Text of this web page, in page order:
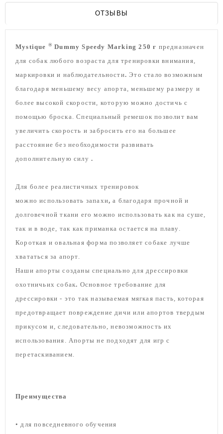
ОТЗЫВЫ
Mystique ® Dummy Speedy Marking 250 г предназначен
для собак любого возраста для тренировкивнимания,
маркировки и наблюдательности. Это стало возможным
благодаря меньшему весу апорта, меньшему размеру и
более высокой скорости, которую можно достичь с
помощью броска.Специальный ремешок позволит вам
увеличить скорость и забросить его на большее
расстояние без необходимости развивать
дополнительную силу .
Для более реалистичных тренировок
можно использовать запахи, а благодаря прочной и
долговечной ткани его можно использовать как на суше,
так и в воде, так как приманка остается на плаву.
Короткая и овальная форма позволяет собаке лучше
хвататься за апорт.
Наши апорты созданы специально для дрессировки
охотничьих собак. Основное требование для
дрессировки - это так называемая мягкая пасть, которая
предотвращает повреждение дичи или апортов твердым
прикусом и, следовательно, невозможность их
использования. Апорты не подходят для игр с
перетаскиванием.
Преимущества
• для повседневного обучения